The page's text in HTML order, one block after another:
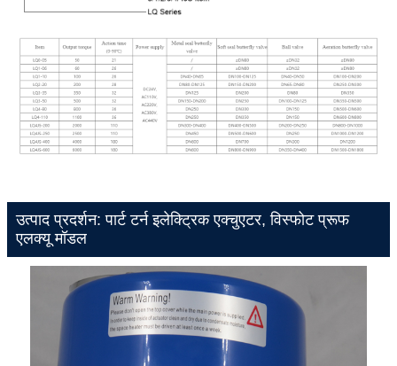
उत्पाद प्रदर्शन: पार्ट टर्न इलेक्ट्रिक एक्चुएटर, विस्फोट प्रूफ
एलक्यू मॉडल